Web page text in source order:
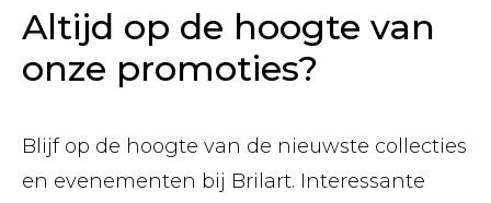
Altijd op de hoogte van
onze promoties?
Blijf op de hoogte van de nieuwste collecties
en evenementen bij Brilart. Interessante